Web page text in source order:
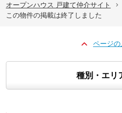
オープンハウス 戸建て仲介サイト
この物件の掲載は終了しました
ページ
種別・エリ